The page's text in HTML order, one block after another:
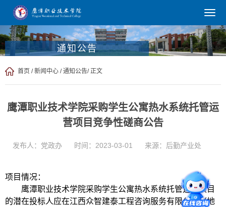
通知公告
首页 /新闻中心 /通知公告/ 正文
鹰潭职业技术学院采购学生公寓热水系统托管运
营项目竞争性磋商公告
发布人：党政办 时间：2023-03-01 来源：后勤产业处
项目情况：
鹰潭职业技术学院采购学生公寓热水系统托管运营项目
的潜在投标人应在江西众智建泰工程咨询服务有限公司（地